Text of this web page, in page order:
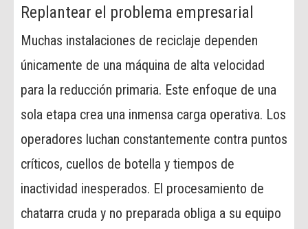
Replantear el problema empresarial
Muchas instalaciones de reciclaje dependen
únicamente de una máquina de alta velocidad
para la reducción primaria. Este enfoque de una
sola etapa crea una inmensa carga operativa. Los
operadores luchan constantemente contra puntos
críticos, cuellos de botella y tiempos de
inactividad inesperados. El procesamiento de
chatarra cruda y no preparada obliga a su equipo